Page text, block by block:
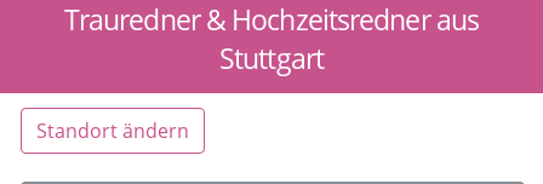
Trauredner & Hochzeitsredner aus
Stuttgart
Standort ändern